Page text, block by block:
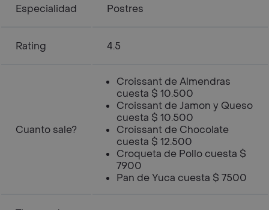
Especialidad Postres
Rating 4.5
Cuanto sale?
Croissant de Almendras
cuesta $ 10.500
Croissant de Jamon y Queso
cuesta $ 10.500
Croissant de Chocolate
cuesta $ 12.500
Croqueta de Pollo cuesta $
7900
Pan de Yuca cuesta $ 7500